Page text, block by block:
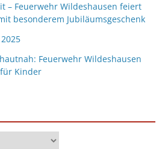
– Feuerwehr Wildeshausen feiert
besonderem Jubiläumsgeschenk
2025
Feuerwehr Wildeshausen
Kinder